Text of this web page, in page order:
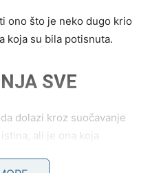
ono što je neko dugo krio
koja su bila potisnuta.
SVE
dolazi kroz suočavanje
ali je ona koja